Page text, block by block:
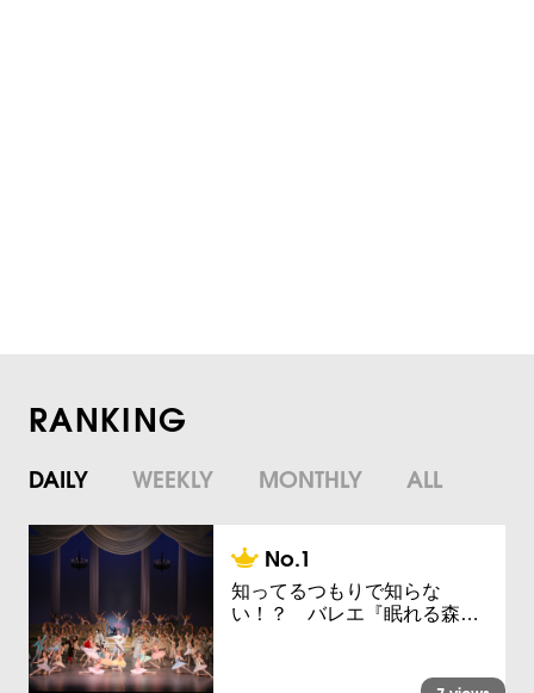
RANKING
DAILY WEEKLY MONTHLY ALL
知ってるつもりで知らな
い！？ バレエ『眠れる森…